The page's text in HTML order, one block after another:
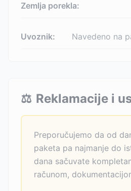
Zemlja porekla:
Uvoznik: Navedeno na
⚖️ Reklamacije i
Preporučujemo da od
paketa pa najmanje do
dana sačuvate
računom,